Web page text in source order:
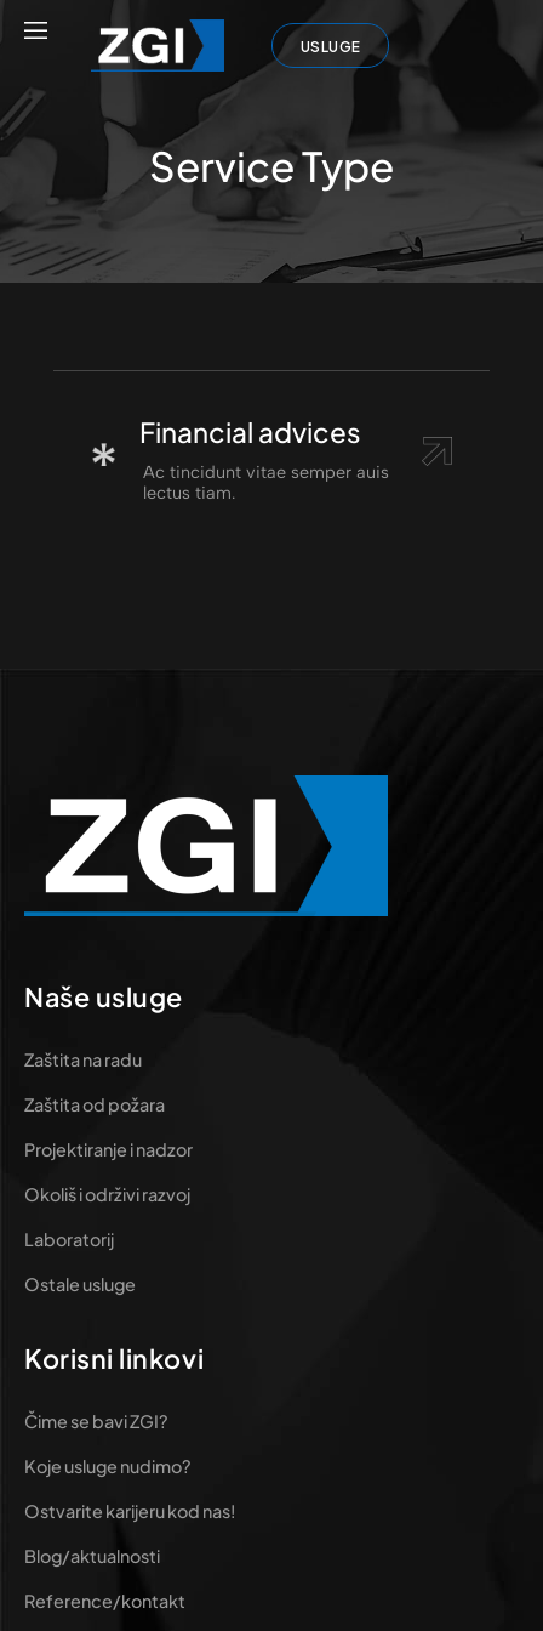
USLUGE
Service Type
Financial advices
Ac tincidunt vitae semper auis
lectus tiam.
Naše usluge
Zaštita na radu
Zaštita od požara
Projektiranje i nadzor
Okoliš i održivi razvoj
Laboratorij
Ostale usluge
Korisni linkovi
Čime se bavi ZGI?
Koje usluge nudimo?
Ostvarite karijeru kod nas!
Blog/aktualnosti
Reference/kontakt